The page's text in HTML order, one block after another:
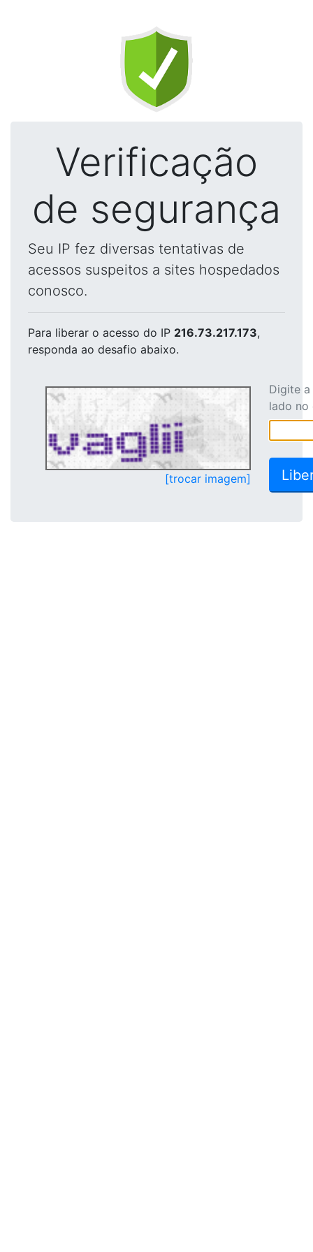
Verificação
de segurança
Seu IP fez diversas tentativas de
acessos suspeitos a sites hospedados
conosco.
Para liberar o acesso do IP 216.73.217.173,
responda ao desafio abaixo.
[trocar imagem]
Digite
lado no